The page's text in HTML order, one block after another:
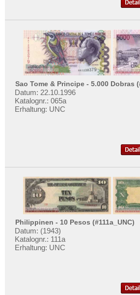
Sao Tome & Principe - 5.000 Dobras
Datum: 22.10.1996
Katalognr.: 065a
Erhaltung: UNC
Philippinen - 10 Pesos (#111a_UNC)
Datum: (1943)
Katalognr.: 111a
Erhaltung: UNC